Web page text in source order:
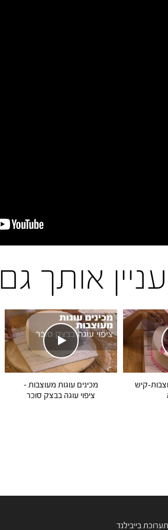
אותך גם
קיש
מכינים עוגות מעוצבות –
ציפוי עוגה בבצק סוכר
תערוכת בייבילנד